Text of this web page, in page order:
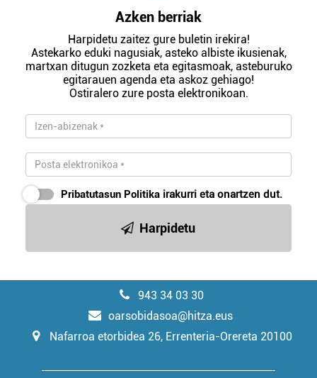
Azken berriak
Harpidetu zaitez gure buletin irekira!
Astekarko eduki nagusiak, asteko albiste ikusienak,
martxan ditugun zozketa eta egitasmoak, asteburuko
egitarauen agenda eta askoz gehiago!
Ostiralero zure posta elektronikoan.
Pribatutasun Politika irakurri eta onartzen dut.
Harpidetu
943 34 03 30
oarsobidasoa@hitza.eus
Nafarroa etorbidea 26, Errenteria-Orereta 20100